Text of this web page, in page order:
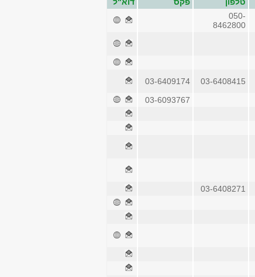
050-
8462800
03-6408415
03-6409174
03-6093767
03-6408271